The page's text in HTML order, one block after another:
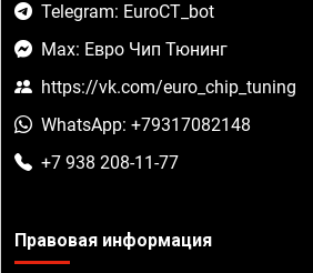
Telegram: EuroCT_bot
Max: Евро Чип Тюнинг
https://vk.com/euro_chip_tuning
WhatsApp: +79317082148
+7 938 208-11-77
Правовая информация